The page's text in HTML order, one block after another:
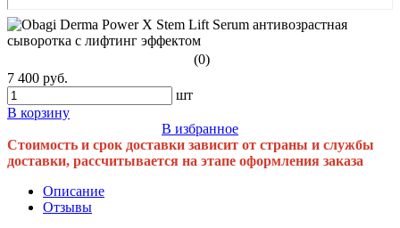
(0)
7 400 руб.
шт
В корзину
В избранное
Стоимость и срок доставки зависит от страны и службы
доставки, рассчитывается на этапе оформления заказа
Описание
Отзывы